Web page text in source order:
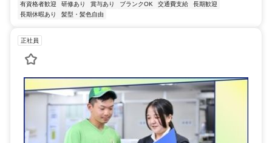
有資格者歓迎
研修あり 賞与あり ブランクOK 交通費支給
長期歓迎
長期休暇あり
髪型・髪色自由
正社員